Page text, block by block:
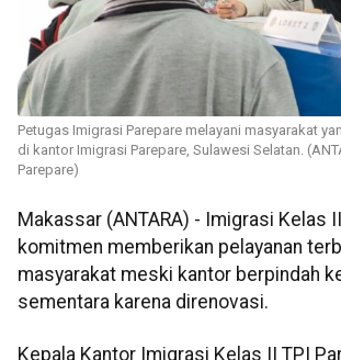
Petugas Imigrasi Parepare melayani masyarakat
di kantor Imigrasi Parepare, Sulawesi Selatan.
Parepare)
Makassar (ANTARA) - Imigrasi Kelas
komitmen memberikan pelayanan
masyarakat meski kantor berpindah
sementara karena direnovasi.
Kepala Kantor Imigrasi Kelas II TPI